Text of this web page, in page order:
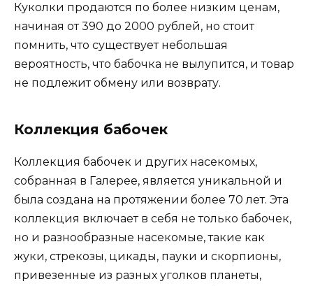
Куколки продаются по более низким ценам,
начиная от 390 до 2000 рублей, но стоит
помнить, что существует небольшая
вероятность, что бабочка не вылупится, и товар
не подлежит обмену или возврату.
Коллекция бабочек
Коллекция бабочек и других насекомых,
собранная в Галерее, является уникальной и
была создана на протяжении более 70 лет. Эта
коллекция включает в себя не только бабочек,
но и разнообразные насекомые, такие как
жуки, стрекозы, цикады, пауки и скорпионы,
привезенные из разных уголков планеты,